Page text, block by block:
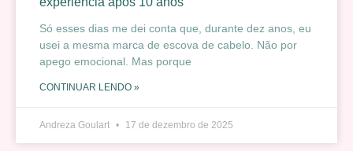
Só esses dias me dei conta que, durante dez anos, eu
usei a mesma marca de escova de cabelo. Não por
apego emocional. Mas porque
CONTINUAR LENDO »
Andreza Goulart 17 de dezembro de 2025